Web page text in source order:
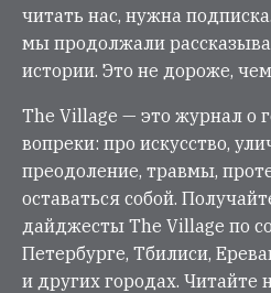
читать нас, нужна
мы продолжали
истории. Это не дороже,
The Village — это журнал о
вопреки: про искусство,
преодоление, травмы,
оставаться собой.
дайджесты The Village по
Петербурге, Тбилиси,
и других городах. Читайте